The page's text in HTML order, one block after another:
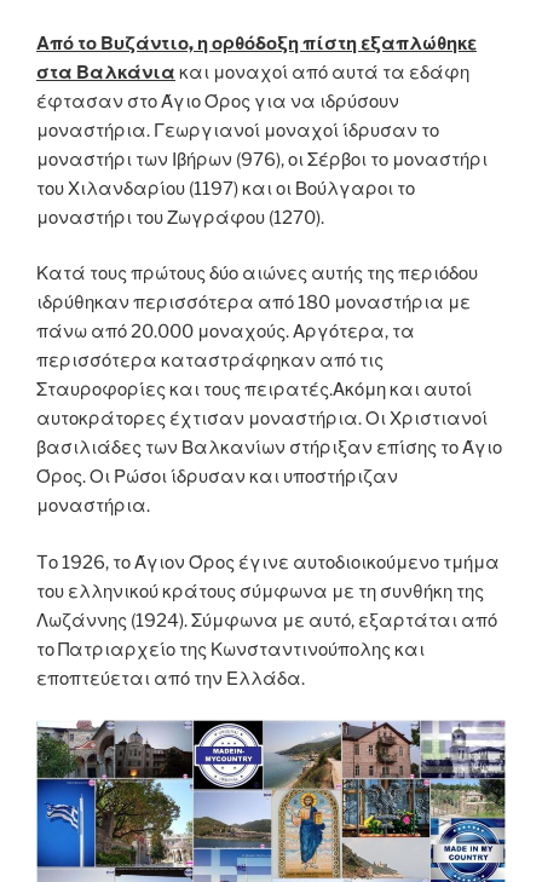
Από το Βυζάντιο, η ορθόδοξη πίστη εξαπλώθηκε
στα Βαλκάνια και μοναχοί από αυτά τα εδάφη
έφτασαν στο Άγιο Όρος για να ιδρύσουν
μοναστήρια. Γεωργιανοί μοναχοί ίδρυσαν το
μοναστήρι των Ιβήρων (976), οι Σέρβοι το μοναστήρι
του Χιλανδαρίου (1197) και οι Βούλγαροι το
μοναστήρι του Ζωγράφου (1270).
Κατά τους πρώτους δύο αιώνες αυτής της περιόδου
ιδρύθηκαν περισσότερα από 180 μοναστήρια με
πάνω από 20.000 μοναχούς. Αργότερα, τα
περισσότερα καταστράφηκαν από τις
Σταυροφορίες και τους πειρατές.Ακόμη και αυτοί
αυτοκράτορες έχτισαν μοναστήρια. Οι Χριστιανοί
βασιλιάδες των Βαλκανίων στήριξαν επίσης το Άγιο
Όρος. Οι Ρώσοι ίδρυσαν και υποστήριζαν
μοναστήρια.
Tο 1926, το Άγιον Όρος έγινε αυτοδιοικούμενο τμήμα
του ελληνικού κράτους σύμφωνα με τη συνθήκη της
Λωζάννης (1924). Σύμφωνα με αυτό, εξαρτάται από
το Πατριαρχείο της Κωνσταντινούπολης και
εποπτεύεται από την Ελλάδα.